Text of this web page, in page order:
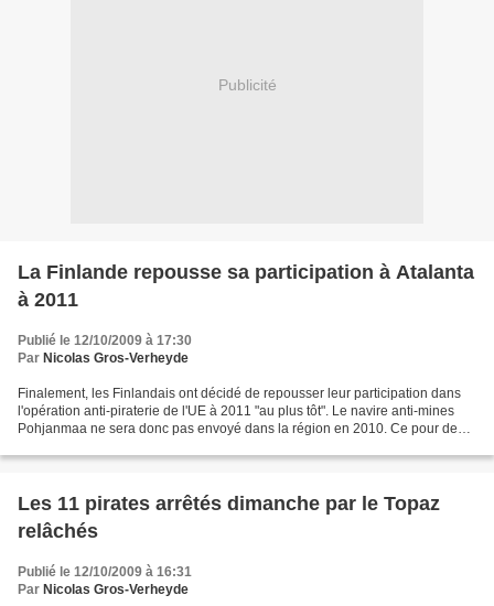
Publicité
La Finlande repousse sa participation à Atalanta
à 2011
Publié le 12/10/2009 à 17:30
Par Nicolas Gros-Verheyde
Finalement, les Finlandais ont décidé de repousser leur participation dans
l'opération anti-piraterie de l'UE à 2011 "au plus tôt". Le navire anti-mines
Pohjanmaa ne sera donc pas envoyé dans la région en 2010. Ce pour des
Les 11 pirates arrêtés dimanche par le Topaz
relâchés
Publié le 12/10/2009 à 16:31
Par Nicolas Gros-Verheyde